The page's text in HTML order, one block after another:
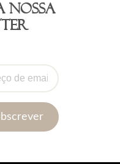
nossa